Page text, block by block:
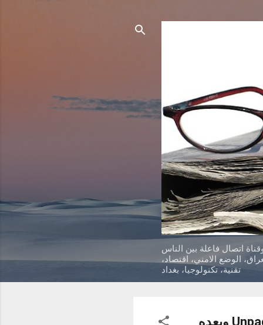
اتصال فاعلة بين الناس
الوضع الامني، اقتصاد،
تقنية، تكنولوجيا، بغداد